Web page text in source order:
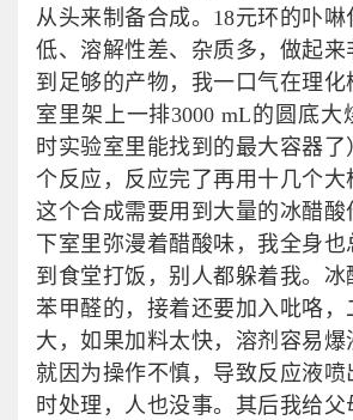
从头来制备合成。18元环的卟
低、溶解性差、杂质多，做起来
到足够的产物，我一口气在理
室里架上一排3000 mL的圆底大
时实验室里能找到的最大容器
个反应，反应完了再用十几个大
这个合成需要用到大量的冰醋酸
下室里弥漫着醋酸味，我全身也
到食堂打饭，别人都躲着我。
苯甲醛的，接着还要加入吡咯，
大，如果加料太快，溶剂容易爆
就因为操作不慎，导致反应液喷
时处理，人也没事。其后我给父